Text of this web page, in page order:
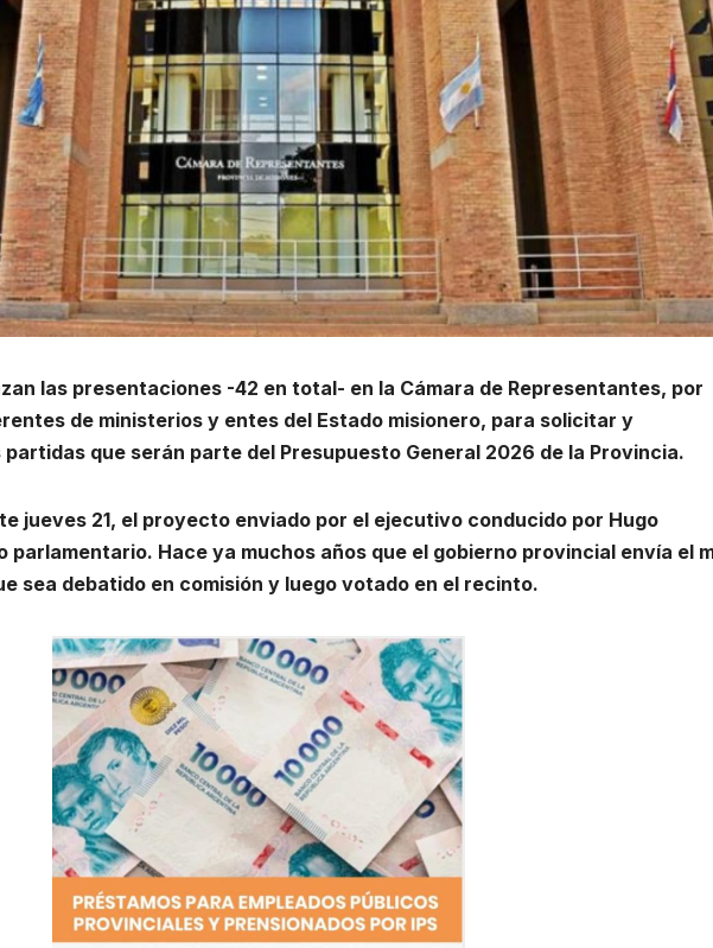
las presentaciones -42 en total- en la Cámara de Representantes, por
de ministerios y entes del Estado misionero, para solicitar y
que serán parte del Presupuesto General 2026 de la Provincia.
jueves 21, el proyecto enviado por el ejecutivo conducido por Hugo
parlamentario. Hace ya muchos años que el gobierno provincial envía el
sea debatido en comisión y luego votado en el recinto.